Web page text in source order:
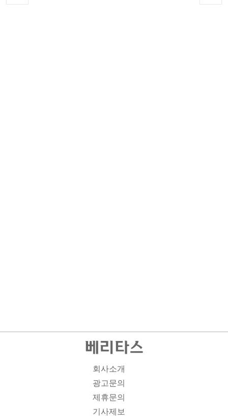
회사소개
광고문의
제휴문의
기사제보